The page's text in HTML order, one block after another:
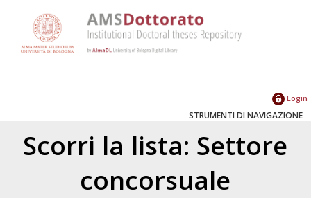
Login
STRUMENTI DI NAVIGAZIONE
Scorri la lista: Settore
concorsuale